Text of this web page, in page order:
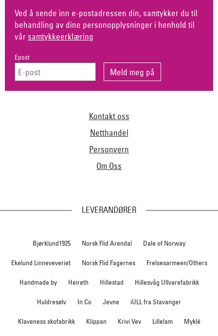
Ved å sende inn e-postadressen din, samtykker du til
behandling av dine personopplysninger i henhold til
vår samtykkeerklæring
Epost
Kontakt oss
Netthandel
Personvern
Om Oss
LEVERANDØRER
Bjørklund1925 Norsk Flid Arendal Dale of Norway
Ekelund Linneveveriet Norsk Flid Fagernes Frelsesarmeen/Others
Handmade by Heireth Hillestad Hillesvåg Ullvarefabrikk
Huldresølv In Co Jevne iULL fra Stavanger
Klaveness skofabrikk Klippan Krivi Vev Lillelam Myklé